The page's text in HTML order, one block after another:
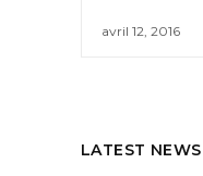
avril 12, 2016
LATEST NEWS